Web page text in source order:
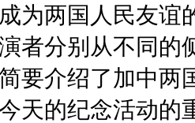
为两国人民友谊
者分别从不同的
要介绍了加中两
天的纪念活动的